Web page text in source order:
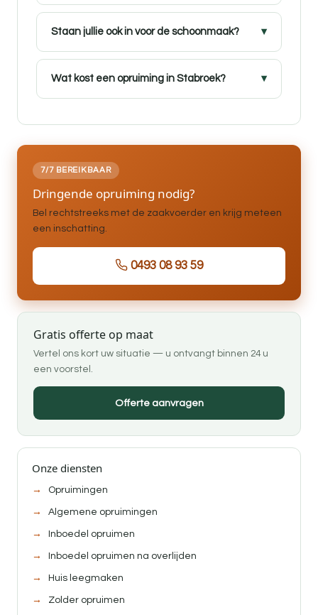
Staan jullie ook in voor de schoonmaak?
Wat kost een opruiming in Stabroek?
7/7 BEREIKBAAR
Dringende opruiming nodig?
Bel rechtstreeks met de zaakvoerder en krijg meteen
een inschatting.
0493 08 93 59
Gratis offerte op maat
Vertel ons kort uw situatie — u ontvangt binnen 24 u
een voorstel.
Offerte aanvragen
Onze diensten
Opruimingen
Algemene opruimingen
Inboedel opruimen
Inboedel opruimen na overlijden
Huis leegmaken
Zolder opruimen